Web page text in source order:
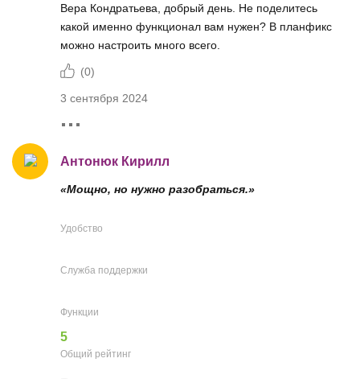
Вера Кондратьева, добрый день. Не поделитесь
какой именно функционал вам нужен? В планфикс
можно настроить много всего.
(0)
3 сентября 2024
Антонюк Кирилл
«Мощно, но нужно разобраться.»
Удобство
Служба поддержки
Функции
5
Общий рейтинг